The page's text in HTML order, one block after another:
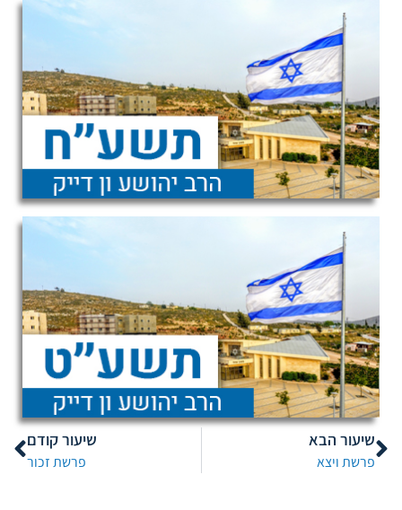
שיעור הבא
פרשת ויצא
שיעור קודם
פרשת זכור